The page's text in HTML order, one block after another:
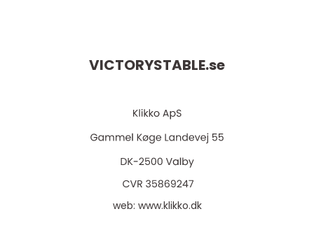
VICTORYSTABLE.se
web: www.klikko.dk